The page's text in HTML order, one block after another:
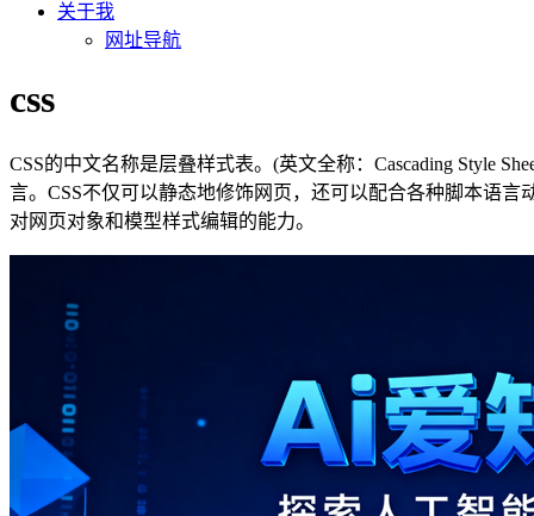
关于我
网址导航
css
CSS的中文名称是层叠样式表。(英文全称：Cascading Style
言。CSS不仅可以静态地修饰网页，还可以配合各种脚本语
对网页对象和模型样式编辑的能力。